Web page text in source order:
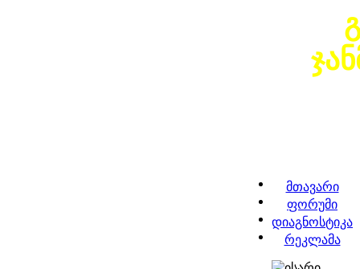
მთავარი
ფორუმი
დიაგნოსტიკა
რეკლამა